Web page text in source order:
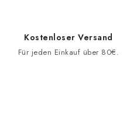
Kostenloser Versand
Für jeden Einkauf über 80€.